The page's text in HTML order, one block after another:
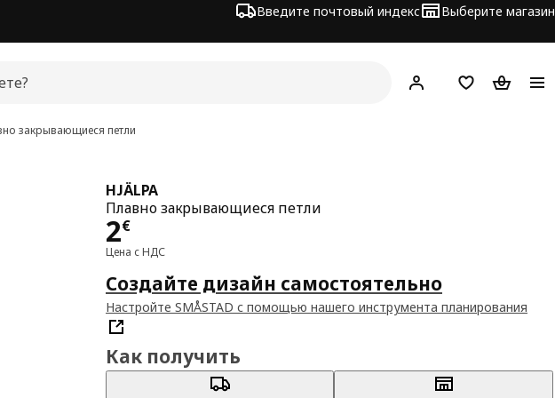
Введите почтовый индекс Выберите магазин
Hej! ВойтиСписокКорзина
закрывающиеся петли
HJÄLPA
Плавно закрывающиеся петли
2€
Цена 2€
Цена с НДС
Создайте дизайн самостоятельно
Настройте SMÅSTAD с помощью нашего инструмента планирования
Как получить